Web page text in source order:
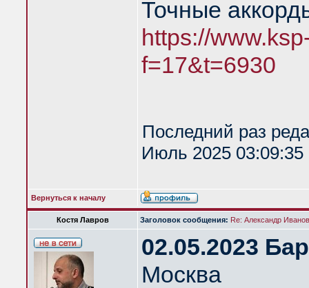
Точные
https://
f=17&t=6930
Последний раз
Июль 2025 03:09:35
Вернуться к началу
Костя Лавров Заголовок сообщения: Re: Александр
02.05.2023
Москва